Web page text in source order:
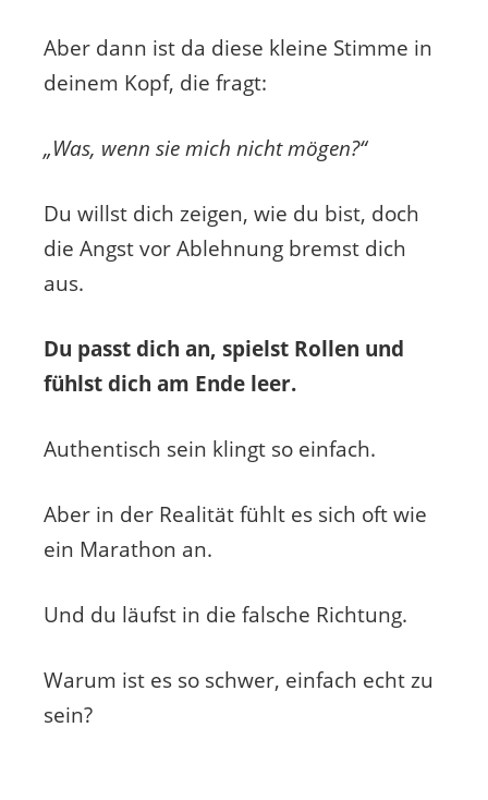
Aber dann ist da diese kleine Stimme in
deinem Kopf, die fragt:
„Was, wenn sie mich nicht mögen?“
Du willst dich zeigen, wie du bist, doch
die Angst vor Ablehnung bremst dich
aus.
Du passt dich an, spielst Rollen und
fühlst dich am Ende leer.
Authentisch sein klingt so einfach.
Aber in der Realität fühlt es sich oft wie
ein Marathon an.
Und du läufst in die falsche Richtung.
Warum ist es so schwer, einfach echt zu
sein?